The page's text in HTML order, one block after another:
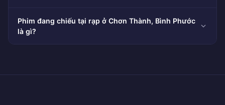
Phim đang chiếu tại rạp ở Chơn Thành, Bình Phước
là gì?